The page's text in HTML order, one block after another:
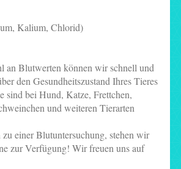
Kalium, Chlorid)
an Blutwerten können wir schnell und
den Gesundheitszustand Ihres Tieres
sind bei Hund, Katze, Frettchen,
und weiteren Tierarten
einer Blutuntersuchung, stehen wir
zur Verfügung! Wir freuen uns auf